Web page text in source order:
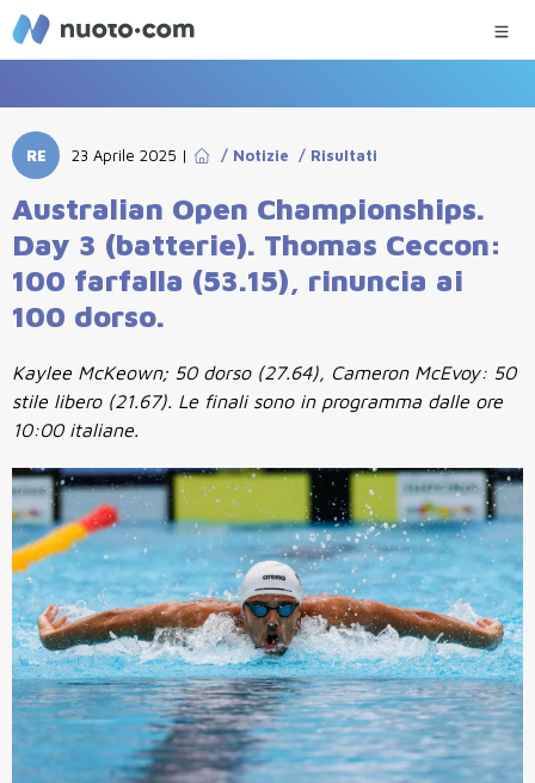
RE 23 Aprile 2025 | / Notizie / Risultati
Australian Open Championships.
Day 3 (batterie). Thomas Ceccon:
100 farfalla (53.15), rinuncia ai
100 dorso.
Kaylee McKeown; 50 dorso (27.64), Cameron McEvoy: 50
stile libero (21.67). Le finali sono in programma dalle ore
10:00 italiane.